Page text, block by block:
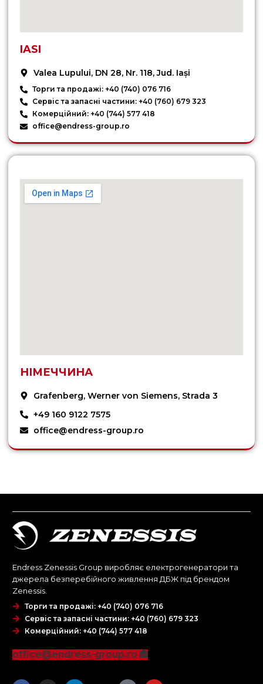
IASI
Valea Lupului, DN 28, Nr. 118, Jud. Iași
Торги та продажі: +40 (740) 076 716
Сервіс та запасні частини: +40 (760) 679 323
Комерційний: +40 (744) 577 418
office@endress-group.ro
НІМЕЧЧИНА
Grafenberg, Werner von Siemens, Strada 3
+49 160 9122 7575
office@endress-group.ro
Endress Zenessis Group виробляє електрогенератори та
джерела безперебійного живлення ДБЖ під брендом
Zenessis.
Торги та продажі: +40 (740) 076 716
Сервіс та запасні частини: +40 (760) 679 323
Комерційний: +40 (744) 577 418
office@endress-group.ro